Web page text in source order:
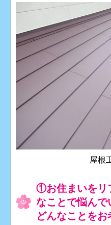
屋根
①お住まいをリ
なことで悩んで
どんなことをお